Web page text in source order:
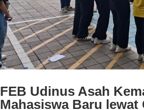
FEB Udinus Asah
Mahasiswa Baru